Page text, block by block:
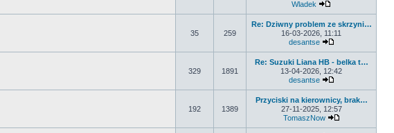
Wladek
35 259
Re: Dziwny problem ze skrzyni…
16-03-2026, 11:11
desantse
329 1891
Re: Suzuki Liana HB - belka t…
13-04-2026, 12:42
desantse
192 1389
Przyciski na kierownicy, brak…
27-11-2025, 12:57
TomaszNow